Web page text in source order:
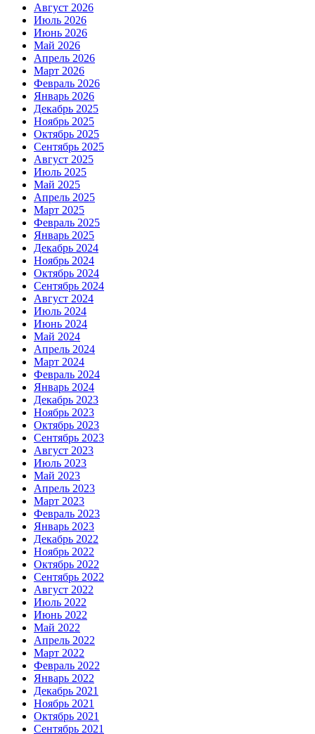
Август 2026
Июль 2026
Июнь 2026
Май 2026
Апрель 2026
Март 2026
Февраль 2026
Январь 2026
Декабрь 2025
Ноябрь 2025
Октябрь 2025
Сентябрь 2025
Август 2025
Июль 2025
Май 2025
Апрель 2025
Март 2025
Февраль 2025
Январь 2025
Декабрь 2024
Ноябрь 2024
Октябрь 2024
Сентябрь 2024
Август 2024
Июль 2024
Июнь 2024
Май 2024
Апрель 2024
Март 2024
Февраль 2024
Январь 2024
Декабрь 2023
Ноябрь 2023
Октябрь 2023
Сентябрь 2023
Август 2023
Июль 2023
Май 2023
Апрель 2023
Март 2023
Февраль 2023
Январь 2023
Декабрь 2022
Ноябрь 2022
Октябрь 2022
Сентябрь 2022
Август 2022
Июль 2022
Июнь 2022
Май 2022
Апрель 2022
Март 2022
Февраль 2022
Январь 2022
Декабрь 2021
Ноябрь 2021
Октябрь 2021
Сентябрь 2021